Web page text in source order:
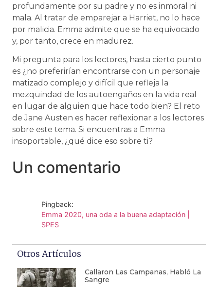
profundamente por su padre y no es inmoral ni
mala. Al tratar de emparejar a Harriet, no lo hace
por malicia. Emma admite que se ha equivocado
y, por tanto, crece en madurez.
Mi pregunta para los lectores, hasta cierto punto
es ¿no preferirían encontrarse con un personaje
matizado complejo y difícil que refleja la
mezquindad de los autoengaños en la vida real
en lugar de alguien que hace todo bien? El reto
de Jane Austen es hacer reflexionar a los lectores
sobre este tema. Si encuentras a Emma
insoportable, ¿qué dice eso sobre ti?
Un comentario
Pingback:
Emma 2020, una oda a la buena adaptación |
SPES
Otros Artículos
Callaron Las Campanas, Habló La
Sangre